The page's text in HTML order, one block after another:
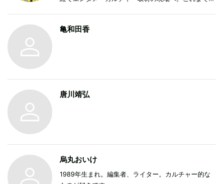
G』などTV番組出演や、専門家としての番組監修、ミ
亀和田香
唐川靖弘
烏丸おいけ
1989年生まれ。編集者、ライター。カルチャー的な